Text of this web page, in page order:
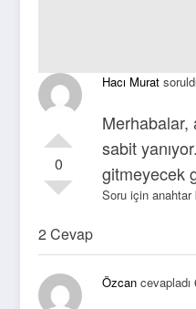
0
Hacı Murat
Merhabalar,
sabit
gitmeyecek
Soru için anahtar
2 Cevap
Özcan cevapladı